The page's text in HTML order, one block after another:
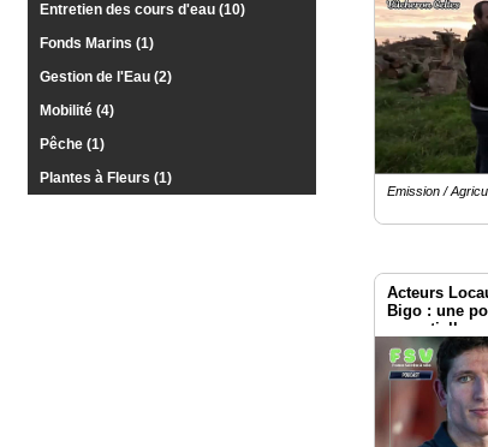
Prémium
annuaire
Accès
Entretien des cours d'eau (10)
Fonds Marins (1)
Gestion de l'Eau (2)
Mobilité (4)
Pêche (1)
Plantes à Fleurs (1)
Emission /
Acteurs
Bigo : une
essentielle
transports